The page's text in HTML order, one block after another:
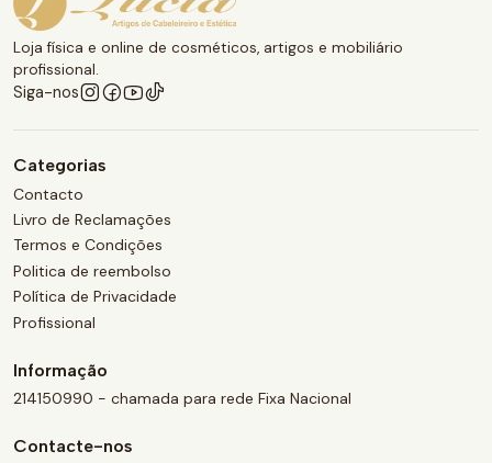
Loja física e online de cosméticos, artigos e mobiliário
profissional.
Siga-nos
Categorias
Contacto
Livro de Reclamações
Termos e Condições
Politica de reembolso
Política de Privacidade
Profissional
Informação
214150990 - chamada para rede Fixa Nacional
Contacte-nos